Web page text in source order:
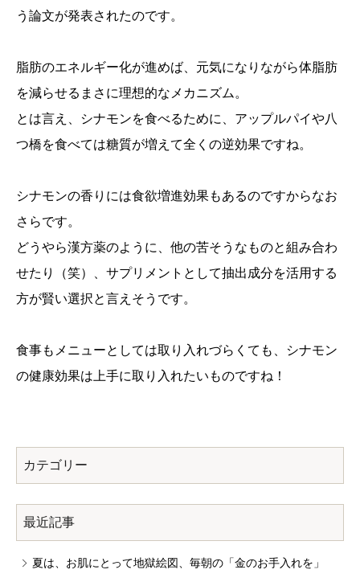
う論文が発表されたのです。
脂肪のエネルギー化が進めば、元気になりながら体脂肪
を減らせるまさに理想的なメカニズム。
とは言え、シナモンを食べるために、アップルパイや八
つ橋を食べては糖質が増えて全くの逆効果ですね。
シナモンの香りには食欲増進効果もあるのですからなお
さらです。
どうやら漢方薬のように、他の苦そうなものと組み合わ
せたり（笑）、サプリメントとして抽出成分を活用する
方が賢い選択と言えそうです。
食事もメニューとしては取り入れづらくても、シナモン
の健康効果は上手に取り入れたいものですね！
カテゴリー
最近記事
夏は、お肌にとって地獄絵図、毎朝の「金のお手入れを」